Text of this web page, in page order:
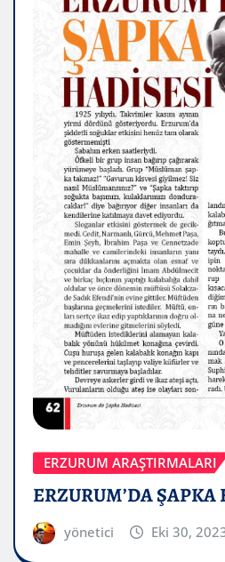
ERZURUM ARAŞTIRMALARI
ERZURUM’DA
yönetici Eki 30,